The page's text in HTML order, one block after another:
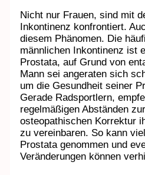
Nicht nur Frauen, sind mit
Inkontinenz konfrontiert.
diesem Phänomen. Die
männlichen Inkontinenz ist
Prostata, auf Grund von
Mann sei angeraten sich
um die Gesundheit seiner
Gerade Radsportlern,
regelmäßigen Abständen
osteopathischen Korrektur
zu vereinbaren. So kann
Prostata genommen und
Veränderungen können